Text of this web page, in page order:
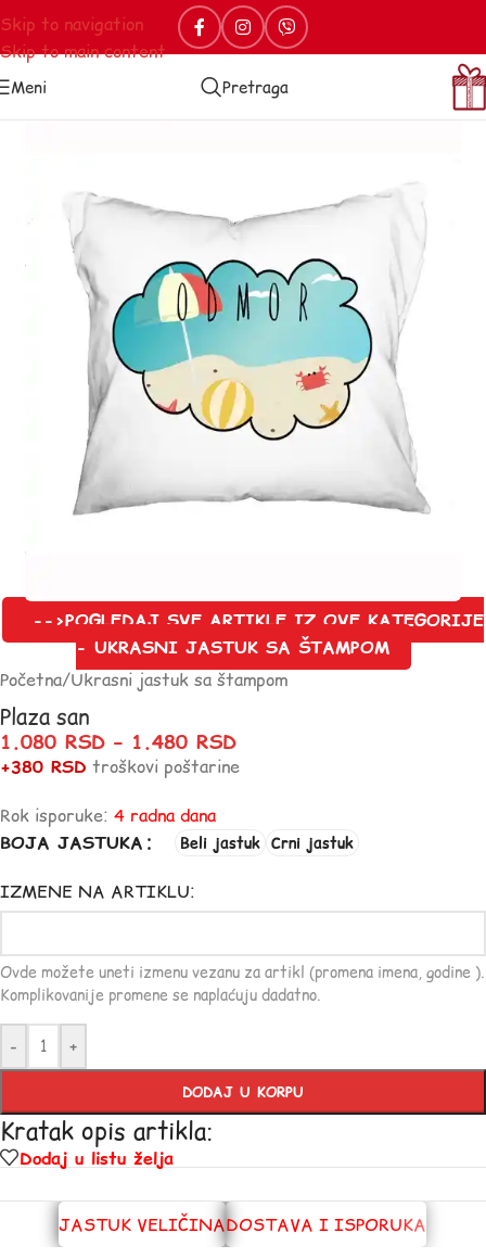
Skip to navigation
Skip to main content
Meni Pretraga
-->POGLEDAJ SVE ARTIKLE IZ OVE KATEGORIJE
- UKRASNI JASTUK SA ŠTAMPOM
Početna/Ukrasni jastuk sa štampom
Plaza san
1.080 RSD – 1.480 RSD
+380 RSD troškovi poštarine
Rok isporuke: 4 radna dana
BOJA JASTUKA
Beli jastuk Crni jastuk
IZMENE NA ARTIKLU:
Ovde možete uneti izmenu vezanu za artikl (promena imena, godine ).
Komplikovanije promene se naplaćuju dadatno.
- +
DODAJ U KORPU
Kratak opis artikla:
Dodaj u listu želja
JASTUK VELIČINADOSTAVA I ISPORUKA